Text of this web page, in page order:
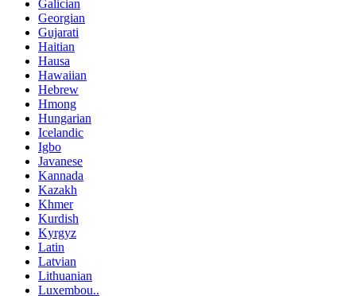
Galician
Georgian
Gujarati
Haitian
Hausa
Hawaiian
Hebrew
Hmong
Hungarian
Icelandic
Igbo
Javanese
Kannada
Kazakh
Khmer
Kurdish
Kyrgyz
Latin
Latvian
Lithuanian
Luxembou..